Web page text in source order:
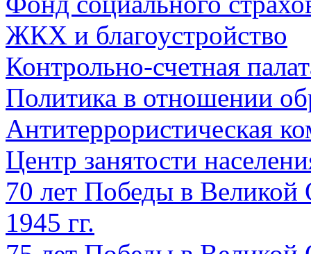
ЖКХ и благоустройство
Контрольно-счетная
Политика в отношении
Антитеррористическая
Центр занятости
70 лет Победы в Великой
1945 гг.